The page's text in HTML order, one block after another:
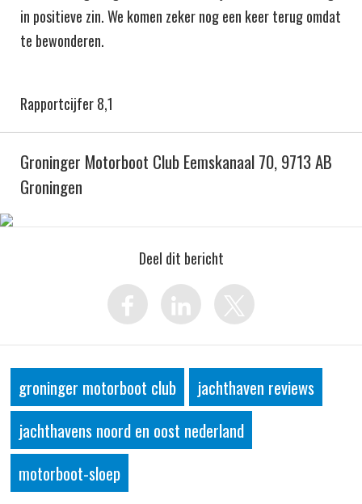
in positieve zin. We komen zeker nog een keer terug omdat
te bewonderen.
Rapportcijfer 8,1
Groninger Motorboot Club Eemskanaal 70, 9713 AB
Groningen
Deel dit bericht
groninger motorboot club
jachthaven reviews
jachthavens noord en oost nederland
motorboot-sloep